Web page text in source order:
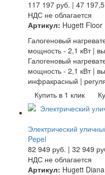
117 197 руб. | 47 197,5
НДС не облагается
Артикул: Hugett Floor
Галогеновый
мощность - 2,1 кВт |
Галогеновый
мощность - 2,1 кВт |
инфракрасный |
Купить в 1 клик
Электрический
Pepel
82 949 руб. | 32 949
НДС не облагается
Артикул: Hugett